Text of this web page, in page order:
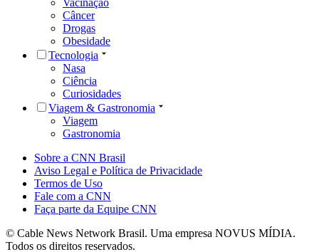
Vacinação
Câncer
Drogas
Obesidade
Tecnologia
Nasa
Ciência
Curiosidades
Viagem & Gastronomia
Viagem
Gastronomia
Sobre a CNN Brasil
Aviso Legal e Política de Privacidade
Termos de Uso
Fale com a CNN
Faça parte da Equipe CNN
© Cable News Network Brasil. Uma empresa NOVUS MÍDIA.
Todos os direitos reservados.